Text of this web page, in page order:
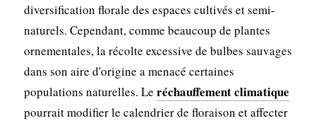
diversification florale des espaces cultivés et semi-
naturels. Cependant, comme beaucoup de plantes
ornementales, la récolte excessive de bulbes sauvages
dans son aire d'origine a menacé certaines
populations naturelles. Le réchauffement climatique
pourrait modifier le calendrier de floraison et affecter